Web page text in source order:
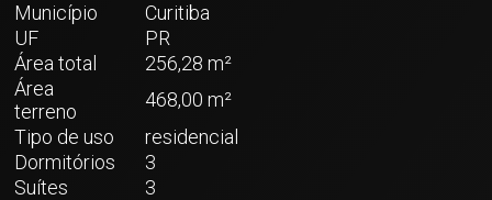
Município
Curitiba
UF
PR
Área total
256,28 m²
Área
terreno
468,00 m²
Tipo de uso
residencial
Dormitórios
3
Suítes
3